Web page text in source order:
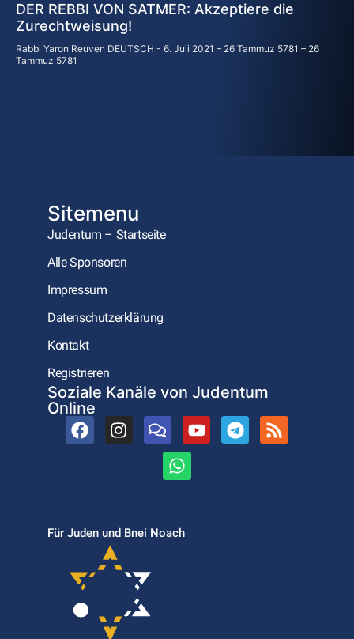
DER REBBI VON SATMER: Akzeptiere die
Zurechtweisung!
Rabbi Yaron Reuven DEUTSCH
6. Juli 2021 – 26 Tammuz 5781 – 26
Tammuz 5781
Sitemenu
Judentum – Startseite
Alle Sponsoren
Impressum
Datenschutzerklärung
Kontakt
Registrieren
Soziale Kanäle von Judentum
Online
Für Juden und Bnei Noach